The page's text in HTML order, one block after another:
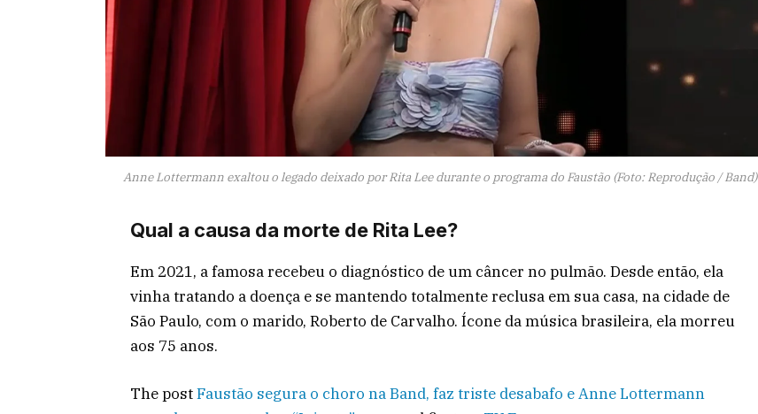
Anne Lottermann exaltou o legado deixado por Rita Lee durante o programa do Faustão (Foto: Reprodução / Band)
Qual a causa da morte de Rita Lee?
Em 2021, a famosa recebeu o diagnóstico de um câncer no pulmão. Desde então, ela
vinha tratando a doença e se mantendo totalmente reclusa em sua casa, na cidade de
São Paulo, com o marido, Roberto de Carvalho. Ícone da música brasileira, ela morreu
aos 75 anos.
The postFaustão segura o choro na Band, faz triste desabafo e Anne Lottermann